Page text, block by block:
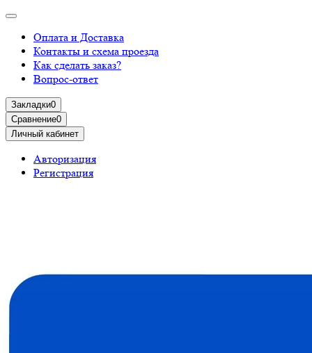
Оплата и Доставка
Контакты и схема проезда
Как сделать заказ?
Вопрос-ответ
Закладки0
Сравнение0
Личный кабинет
Авторизация
Регистрация